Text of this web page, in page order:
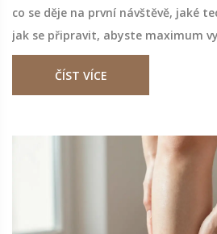
co se děje na první návštěvě, jaké
jak se připravit, abyste maximum
ČÍST VÍCE